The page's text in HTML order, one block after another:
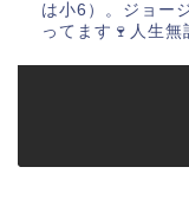
は小6）。ジョー
ってます🍷人生無